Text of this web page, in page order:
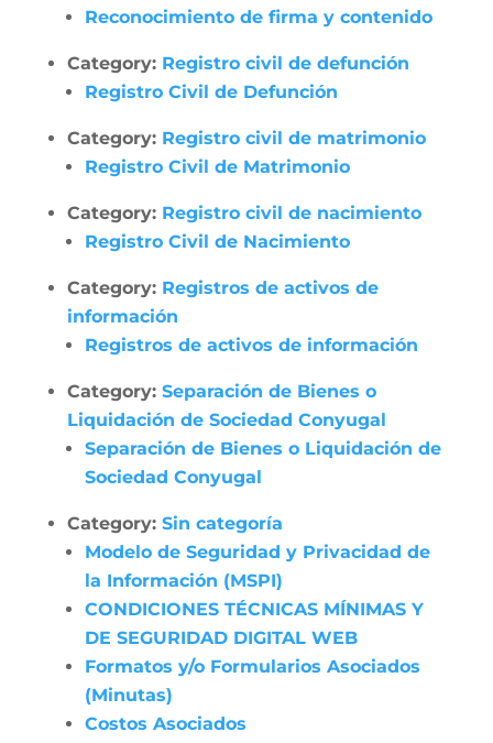
Reconocimiento de firma y contenido
Category: Registro civil de defunción
Registro Civil de Defunción
Category: Registro civil de matrimonio
Registro Civil de Matrimonio
Category: Registro civil de nacimiento
Registro Civil de Nacimiento
Category: Registros de activos de
información
Registros de activos de información
Category: Separación de Bienes o
Liquidación de Sociedad Conyugal
Separación de Bienes o Liquidación de
Sociedad Conyugal
Category: Sin categoría
Modelo de Seguridad y Privacidad de
la Información (MSPI)
CONDICIONES TÉCNICAS MÍNIMAS Y
DE SEGURIDAD DIGITAL WEB
Formatos y/o Formularios Asociados
(Minutas)
Costos Asociados